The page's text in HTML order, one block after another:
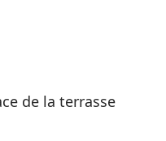
de la terrasse